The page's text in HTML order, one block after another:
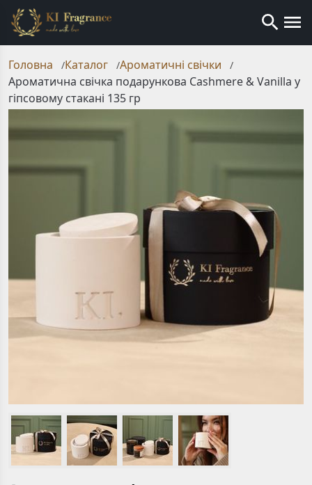
Головна /Каталог /Ароматичні свічки /
Ароматична свічка подарункова Cashmere & Vanilla у
гіпсовому стакані 135 гр